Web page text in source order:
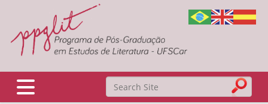
Search Site
Toggle navigation